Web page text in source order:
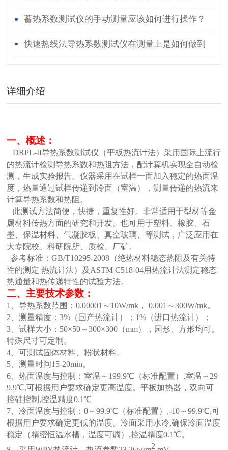
哦！蓄热系数测试仪的手动测量应该如何进行操作？
快速热线法导热系数测试仪在测量上是如何做到
详细介绍
一、概述：
DRPL-II导热系数测试仪（平板热流计法）采用国际上流行
的热流计检测导热系数和热阻方法，配计算机实现全自动检
测，生成实验报告。仪器采用在试样一面加入稳定的热面温
度，热量通过试样传递到冷面（室温），测量传递的热流来
计算导热系数和热阻。
此测试方法简便，快捷，重复性好。非常适用于型材等金
属材料传热方面的研究和开发。也可用于塑料、橡胶、石
墨、保温材料、气凝胶板、真空玻璃、等测试，广泛应用在
大专院校、科研院所、质检、厂矿。
参考标准：GB/T10295-2008（绝热材料稳态热阻及有关特
性的测定 热流计法）及ASTM C518-04用热流计法测定稳态
热通量和热传递特性的试验方法。
二、主要技术参数：
1、导热系数范围：0.00001～10W/mk， 0.001～300W/mk。
2、测量精度：3%（国产热流计）；1%（进口热流计）；
3、试样大小：50×50～300×300（mm），园形、方形均可。
特殊尺寸可定制。
4、可测试固体材料、粉状材料。
5、测量时间15-20min。
6、热面温度与控制：室温～199.9℃（标准配置）,室温～29
9.9℃,可根据用户要求确定更高温度。平板加热器，双向可
控硅控制,控温精度0.1℃
7、冷面温度与控制：0～99.9℃（标准配置）,-10～99.9℃,可
根据用户要求确定更低的温度。冷面采用水冷,确保冷面温度
稳定（精密恒温水槽，温度可调）,控温精度0.1℃。
2